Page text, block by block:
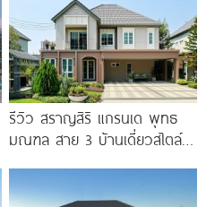
ล้าน*
รีวิว สราญสิริ แกรนเด พุทธ
มณฑล สาย 3 บ้านเดี่ยวสไตล์